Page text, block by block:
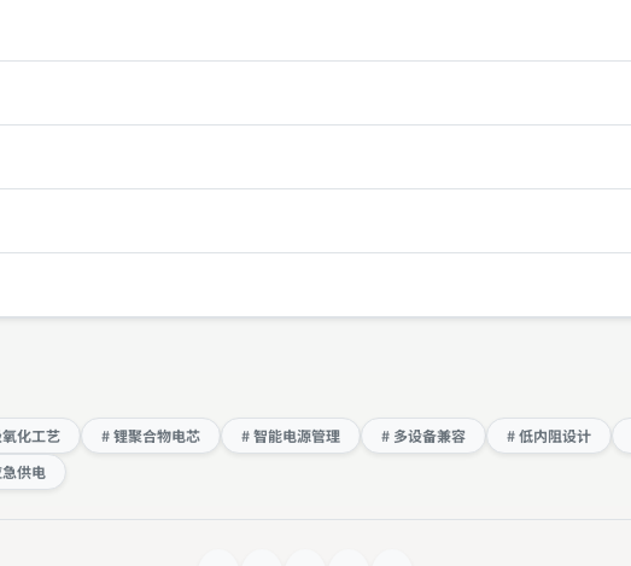
化工艺 # 锂聚合物电芯 # 智能电源管理 # 多设备兼容 # 低内阻设计
供电